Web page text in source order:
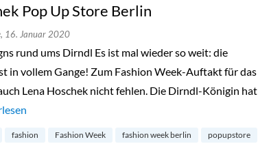
Pop Up Store Berlin
16. Januar 2020
rund ums Dirndl Es ist mal wieder so weit: die
in vollem Gange! Zum Fashion Week-Auftakt für das
Lena Hoschek nicht fehlen. Die Dirndl-Königin hat
Pop Up Store Berlin“
fashion Fashion Week fashion week berlin
popupstore